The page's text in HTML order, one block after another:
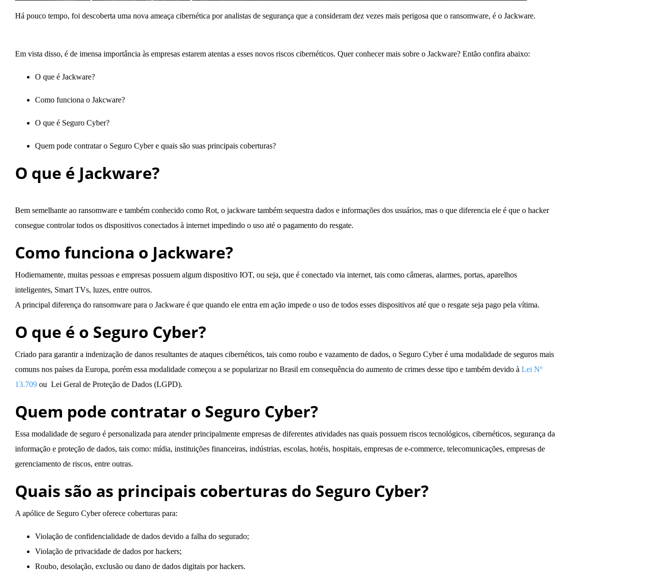
Há pouco tempo, foi descoberta uma nova ameaça cibernética por analistas de segurança que a consideram dez vezes mais perigosa que o ransomware, é o Jackware.
Em vista disso, é de imensa importância às empresas estarem atentas a esses novos riscos cibernéticos. Quer conhecer mais sobre o Jackware? Então confira abaixo:
O que é Jackware?
Como funciona o Jakcware?
O que é Seguro Cyber?
Quem pode contratar o Seguro Cyber e quais são suas principais coberturas?
O que é Jackware?
Bem semelhante ao ransomware e também conhecido como Rot, o jackware também sequestra dados e informações dos usuários, mas o que diferencia ele é que o hacker
consegue controlar todos os dispositivos conectados à internet impedindo o uso até o pagamento do resgate.
Como funciona o Jackware?
Hodiernamente, muitas pessoas e empresas possuem algum dispositivo IOT, ou seja, que é conectado via internet, tais como câmeras, alarmes, portas, aparelhos
inteligentes, Smart TVs, luzes, entre outros.
A principal diferença do ransomware para o Jackware é que quando ele entra em ação impede o uso de todos esses dispositivos até que o resgate seja pago pela vítima.
O que é o Seguro Cyber?
Criado para garantir a indenização de danos resultantes de ataques cibernéticos, tais como roubo e vazamento de dados, o Seguro Cyber é uma modalidade de seguros mais
comuns nos países da Europa, porém essa modalidade começou a se popularizar no Brasil em consequência do aumento de crimes desse tipo e também devido à Lei Nº
13.709 ou Lei Geral de Proteção de Dados (LGPD).
Quem pode contratar o Seguro Cyber?
Essa modalidade de seguro é personalizada para atender principalmente empresas de diferentes atividades nas quais possuem riscos tecnológicos, cibernéticos, segurança da
informação e proteção de dados, tais como: mídia, instituições financeiras, indústrias, escolas, hotéis, hospitais, empresas de e-commerce, telecomunicações, empresas de
gerenciamento de riscos, entre outras.
Quais são as principais coberturas do Seguro Cyber?
A apólice de Seguro Cyber oferece coberturas para:
Violação de confidencialidade de dados devido a falha do segurado;
Violação de privacidade de dados por hackers;
Roubo, desolação, exclusão ou dano de dados digitais por hackers.